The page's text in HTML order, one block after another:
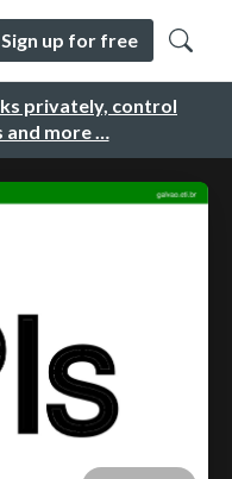
privately, control
and more …
Sign up for free